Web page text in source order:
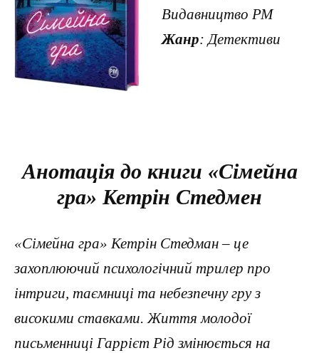
Видавництво РМ
Жанр: Детективи
Анотація до книги «Сімейна
гра» Кетрін Стедмен
«Сімейна гра» Кетрін Стедман – це
захоплюючий психологічний трилер про
інтриги, таємниці та небезпечну гру з
високими ставками. Життя молодої
письменниці Гаррієт Рід змінюється на